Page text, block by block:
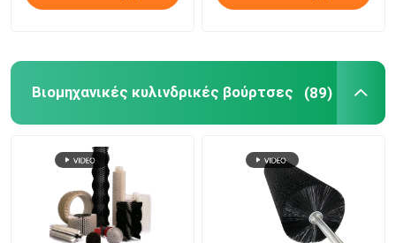
Βιομηχανικές κυλινδρικές βούρτσες (89)